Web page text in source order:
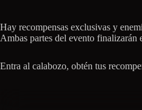
Hay recompensas exclusivas y
Ambas partes del evento finalizarán
Entra al calabozo, obtén tus